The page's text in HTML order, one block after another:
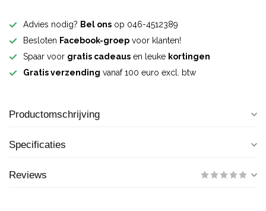
Advies nodig? Bel ons op 046-4512389
Besloten Facebook-groep voor klanten!
Spaar voor gratis cadeaus en leuke kortingen
Gratis verzending vanaf 100 euro excl. btw
Productomschrijving
Specificaties
Reviews